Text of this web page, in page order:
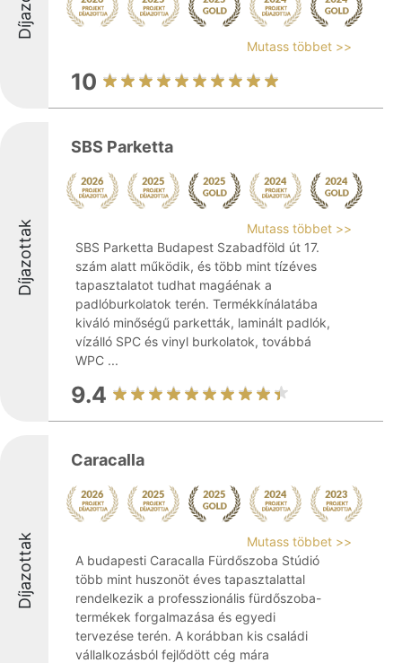
Mutass többet >>
10
Díjazottak
SBS Parketta
Mutass többet >>
SBS Parketta Budapest Szabadföld út 17.
szám alatt működik, és több mint tízéves
tapasztalatot tudhat magáénak a
padlóburkolatok terén. Termékkínálatába
kiváló minőségű parketták, laminált padlók,
vízálló SPC és vinyl burkolatok, továbbá
WPC ...
9.4
Díjazottak
Caracalla
Mutass többet >>
A budapesti Caracalla Fürdőszoba Stúdió
több mint huszonöt éves tapasztalattal
rendelkezik a professzionális fürdőszoba-
termékek forgalmazása és egyedi
tervezése terén. A korábban kis családi
vállalkozásból fejlődött cég mára